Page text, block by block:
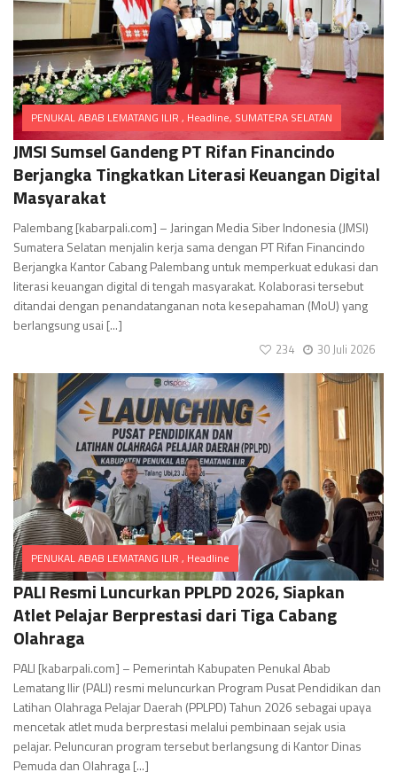
PENUKAL ABAB LEMATANG ILIR , Headline, SUMATERA SELATAN
Comments
JMSI Sumsel Gandeng PT Rifan Financindo
Berjangka Tingkatkan Literasi Keuangan Digital
Masyarakat
Palembang [kabarpali.com] – Jaringan Media Siber Indonesia (JMSI)
Sumatera Selatan menjalin kerja sama dengan PT Rifan Financindo
Berjangka Kantor Cabang Palembang untuk memperkuat edukasi dan
literasi keuangan digital di tengah masyarakat. Kolaborasi tersebut
ditandai dengan penandatanganan nota kesepahaman (MoU) yang
berlangsung usai [...]
30 Juli 2026
234
PENUKAL ABAB LEMATANG ILIR , Headline
Comments
PALI Resmi Luncurkan PPLPD 2026, Siapkan
Atlet Pelajar Berprestasi dari Tiga Cabang
Olahraga
PALI [kabarpali.com] – Pemerintah Kabupaten Penukal Abab
Lematang Ilir (PALI) resmi meluncurkan Program Pusat Pendidikan dan
Latihan Olahraga Pelajar Daerah (PPLPD) Tahun 2026 sebagai upaya
mencetak atlet muda berprestasi melalui pembinaan sejak usia
pelajar. Peluncuran program tersebut berlangsung di Kantor Dinas
Pemuda dan Olahraga [...]